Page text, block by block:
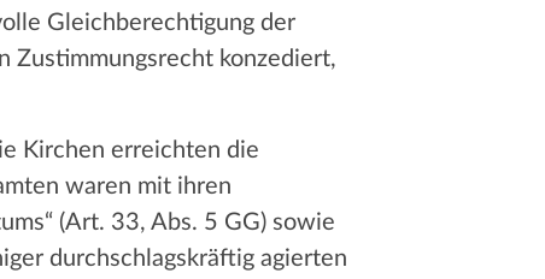
Gleichberechtigung der
Zustimmungsrecht konzediert,
Kirchen erreichten die
waren mit ihren
(Art. 33, Abs. 5 GG) sowie
durchschlagskräftig agierten